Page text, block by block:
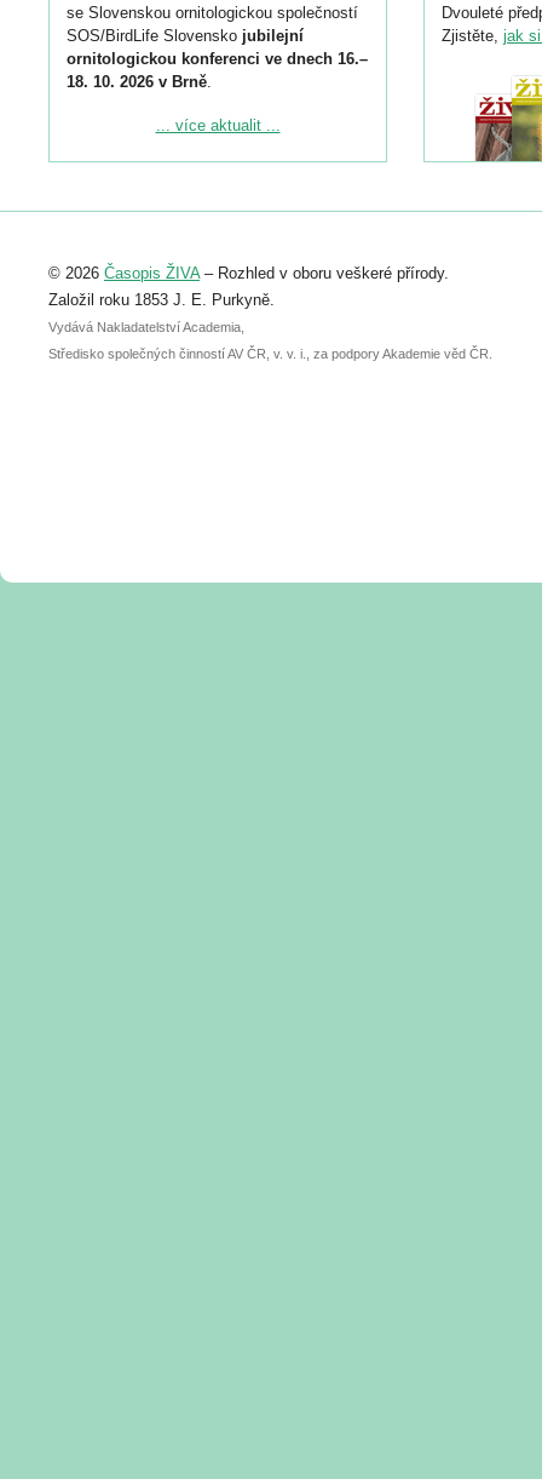
se Slovenskou ornitologickou společností
SOS/BirdLife Slovensko jubilejní
ornitologickou konferenci ve dnech 16.–
18. 10. 2026 v Brně.
Podrobnější informace ke konferenci
Registrovat se můžete do 6. září.
abstraktu přihlášené přednášky nebo
posteru je už 30. června.
... více aktualit ...
Dvouleté
Zjistěte, jak
© 2026 Časopis ŽIVA– Rozhled v oboru veškeré přírody.
Založil roku 1853 J. E. Purkyně.
Vydává Nakladatelství Academia,
Středisko společných činností AV ČR, v. v. i., za podpory Akademie věd ČR.